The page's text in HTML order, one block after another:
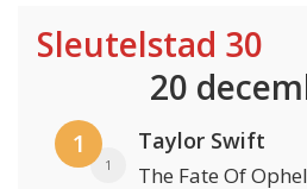
Sleutelstad 30
20
1
1
Taylor Swift
The Fate Of